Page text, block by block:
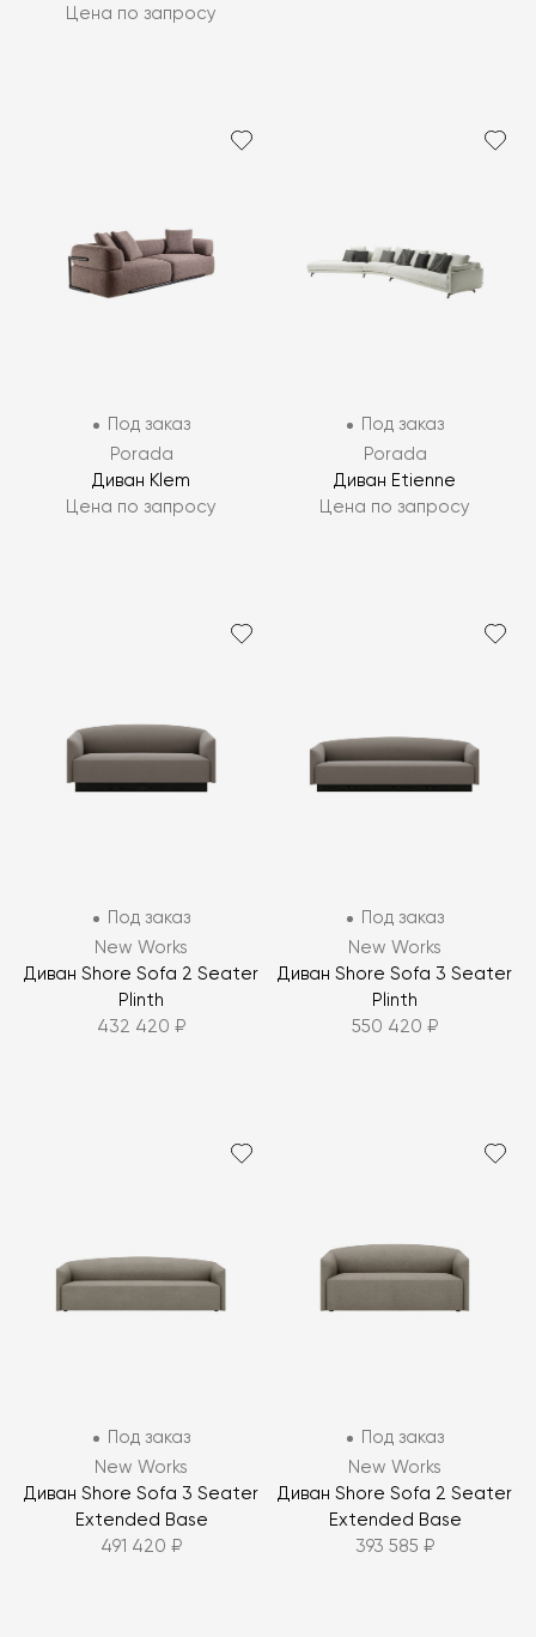
Цена по запросу
Под заказ
Porada
Диван Klem
Цена по запросу
Под заказ
Porada
Диван Etienne
Цена по запросу
Под заказ
New Works
Диван Shore Sofa 2 Seater
Plinth
432 420 ₽
Под заказ
New Works
Диван Shore Sofa 3 Seater
Plinth
550 420 ₽
Под заказ
New Works
Диван Shore Sofa 3 Seater
Extended Base
491 420 ₽
Под заказ
New Works
Диван Shore Sofa 2 Seater
Extended Base
393 585 ₽